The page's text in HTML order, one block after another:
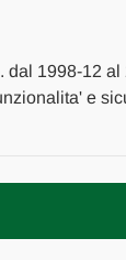
Da
1998
A
2002
1998-12
e